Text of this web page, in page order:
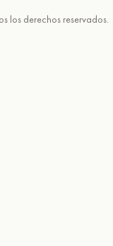
los derechos reservados.